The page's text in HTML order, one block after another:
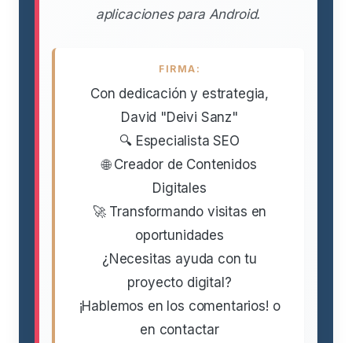
aplicaciones para Android.
FIRMA:
Con dedicación y estrategia,
David "Deivi Sanz"
🔍 Especialista SEO
🌐 Creador de Contenidos
Digitales
🚀 Transformando visitas en
oportunidades
¿Necesitas ayuda con tu
proyecto digital?
¡Hablemos en los comentarios! o
en contactar